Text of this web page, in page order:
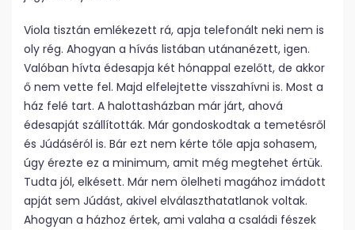
Viola tisztán emlékezett rá, apja telefonált neki nem is
oly rég. Ahogyan a hívás listában utánanézett, igen.
Valóban hívta édesapja két hónappal ezelőtt, de akkor
ő nem vette fel. Majd elfelejtette visszahívni is. Most a
ház felé tart. A halottasházban már járt, ahová
édesapját szállították. Már gondoskodtak a temetésről
és Júdáséról is. Bár ezt nem kérte tőle apja sohasem,
úgy érezte ez a minimum, amit még megtehet értük.
Tudta jól, elkésett. Már nem ölelheti magához imádott
apját sem Júdást, akivel elválaszthatatlanok voltak.
Ahogyan a házhoz értek, ami valaha a családi fészek